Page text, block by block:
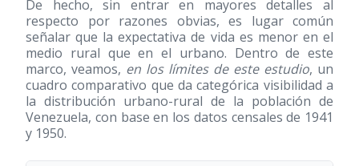
De hecho, sin entrar en mayores detalles al
respecto por razones obvias, es lugar común
señalar que la expectativa de vida es menor en el
medio rural que en el urbano. Dentro de este
marco, veamos, en los límites de este estudio, un
cuadro comparativo que da categórica visibilidad a
la distribución urbano-rural de la población de
Venezuela, con base en los datos censales de 1941
y 1950.